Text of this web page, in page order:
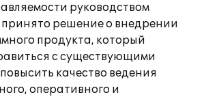
руководством
решение о внедрении
продукта, который
с существующими
качество ведения
оперативного и